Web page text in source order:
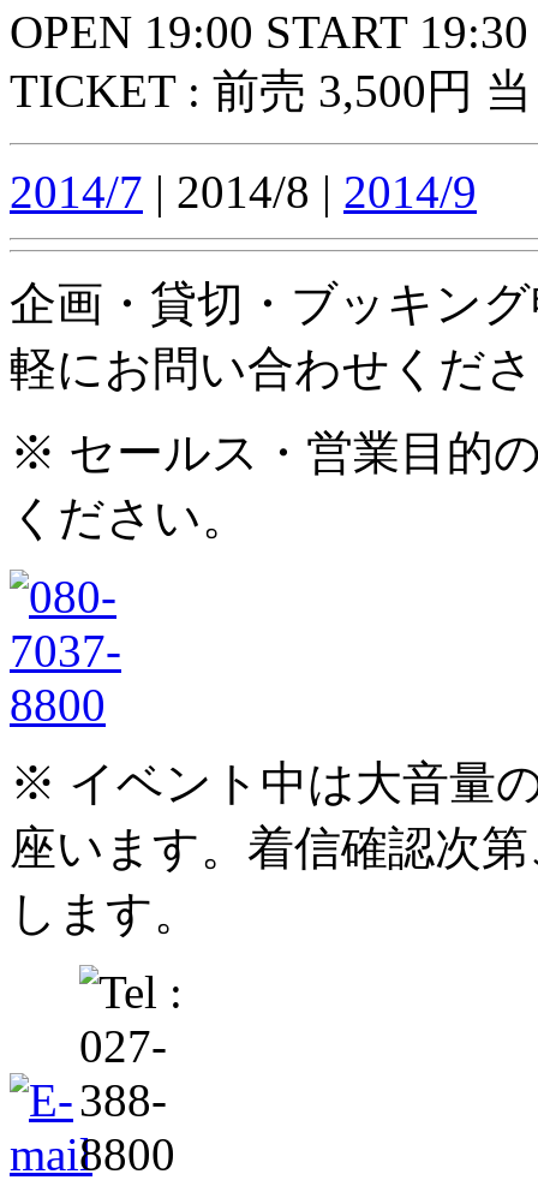
OPEN 19:00 START 19:30
TICKET : 前売 3,500円
2014/7 | 2014/8 | 2014/9
企画・貸切・ブッキン
軽にお問い合わせくだ
※ セールス・営業目的
ください。
※ イベント中は大音量
座います。着信確認次
します。